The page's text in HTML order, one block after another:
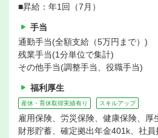
■昇給：年1回（7月）
手当
通勤手当(全額支給（5万円まで）)
残業手当(1分単位で集計)
その他手当(調整手当、役職手当)
福利厚生
産休・育休取得実績有り スキルアップ
雇用保険、労災保険、健康保険、厚
財形貯蓄、確定拠出年金401k、社